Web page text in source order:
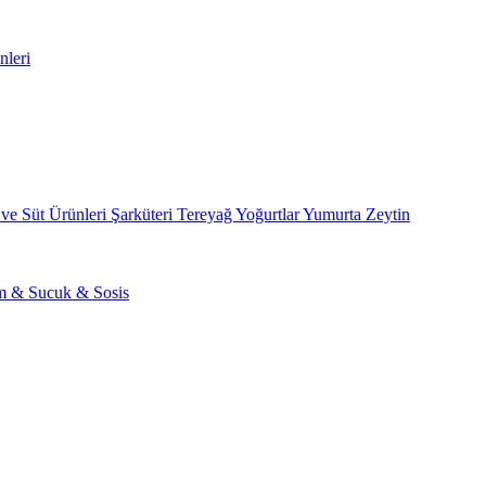
Süt Ürünleri Şarküteri TereyağYoğurtlarYumurta Zeytin
& Sucuk & Sosis